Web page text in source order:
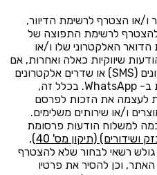
או הצטרף לרשימת הדיוור,
להצטרף לרשימת התפוצה של
האלקטרוני שלו ו/או
שיווקיות כאלה ואחרות, אם
כהודעות דוא"ל, מסרונים (SMS) או שדרים אלקטרונים
אחרים, כדוגמת פניות ב- WhatsApp. בכלל זה,
לעצמה את הזכות לפרסם
ו/או שירותים משלימים.
למשלוח הודעות פרסומת
חוק התקשורת (בזק ושידורים) (תיקון מס' 40),
גולש רשאי לבחור שלא להצטרף
וכן להסיר את פרטיו